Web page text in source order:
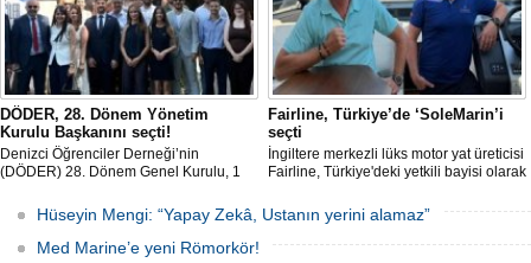
DÖDER, 28. Dönem Yönetim
Kurulu Başkanını seçti!
Denizci Öğrenciler Derneği’nin
(DÖDER) 28. Dönem Genel Kurulu, 1
Sanayicileri Birliği (GİSBİR) ev
sahipliğinde gerçekleştirildi.
Fairline, Türkiye’de ‘SoleMarin’i
seçti
İngiltere merkezli lüks motor yat üreticisi
Fairline, Türkiye'deki yetkili bayisi olarak
Hüseyin Mengi: “Yapay Zekâ, Ustanın yerini alamaz”
Med Marine’e yeni Römorkör!